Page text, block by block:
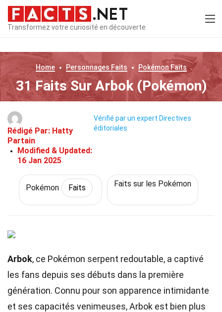
Transformez votre curiosité en découverte
Home Personnages Faits PokémonFaits
31 Faits Sur Arbok (Pokémon)
Rédigé Par: Hatty
Partain
Modified & Updated:
16 Jan 2025
Vérifié par un expert Directives
éditoriales
Pokémon Faits Faits sur les Pokémon
Arbok, ce Pokémon serpent redoutable, a captivé
les fans depuis ses débuts dans la première
génération. Connu pour son apparence intimidante
et ses capacités venimeuses, Arbok est bien plus